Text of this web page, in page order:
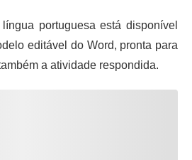
portuguesa está disponível
editável do Word, pronta para
a atividade respondida.